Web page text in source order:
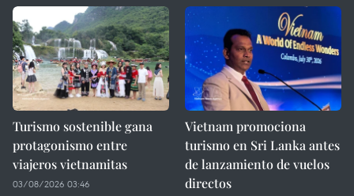
Turismo sostenible gana
protagonismo entre
viajeros vietnamitas
03/08/2026 03:46
Vietnam promociona
turismo en Sri Lanka antes
de lanzamiento de vuelos
directos